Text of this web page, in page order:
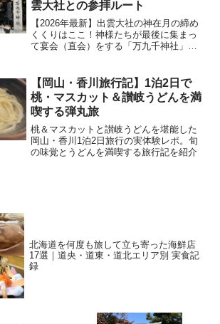
雲大社との参拝ルート
【2026年最新】出雲大社の神在月の締め
くくりはここ！神様たちが最後に集まっ
て宴会（直会）をする「万九千神社」の
【岡山・香川旅行記】1泊2日で
桃・マスカット＆讃岐うどんを満
喫する弾丸旅
桃＆マスカットと讃岐うどんを堪能した
岡山・香川1泊2日旅行の実体験レポ。旬
の味覚とうどんを満喫する旅行記を紹介
北海道を何度も旅して立ち寄った海鮮店
17選｜道央・道東・道北エリア別 実食記
録